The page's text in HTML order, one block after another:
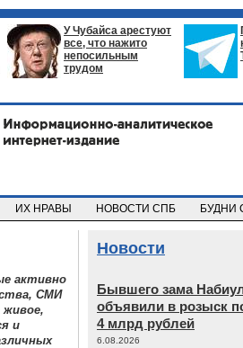
У Чубайса арестуют
все, что нажито
непосильным
трудом
ИХ НРАВЫ НОВОСТИ СПБ БУДНИ
активно
СМИ
и
Новости
Бывшего зама
объявили в розыск
4 млрд рублей
6.08.2026